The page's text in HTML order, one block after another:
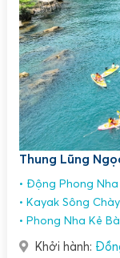
Thung Lũng
Động Phong Nha
Kayak Sông Chày
Phong Nha Kẻ
Khởi hành: